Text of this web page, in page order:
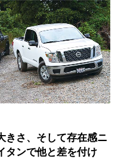
きさ、そして存在感ニ
タンで他と差を付け